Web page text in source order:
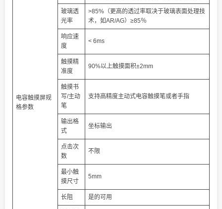
电容触摸屏规
格参数
玻璃透
光率
>85%（更高的透过率取决于玻璃表面处理技
术，如AR/AG）≥85％
响应速
度
< 6ms
触摸精
准度
90%以上触摸面积±2mm
触摸书
写/主动
笔
支持高精度主动式电容触摸笔或者手指
输出格
式
坐标输出
点击次
数
不限
最小触
摸尺寸
5mm
长阻 是的可用